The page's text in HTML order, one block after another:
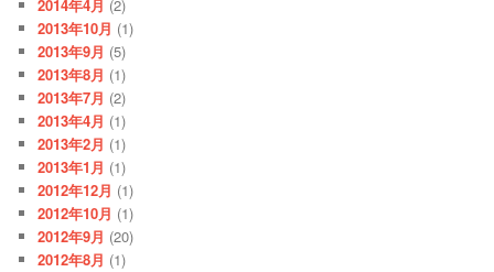
2014年4月 (2)
2013年10月 (1)
2013年9月 (5)
2013年8月 (1)
2013年7月 (2)
2013年4月 (1)
2013年2月 (1)
2013年1月 (1)
2012年12月 (1)
2012年10月 (1)
2012年9月 (20)
2012年8月 (1)